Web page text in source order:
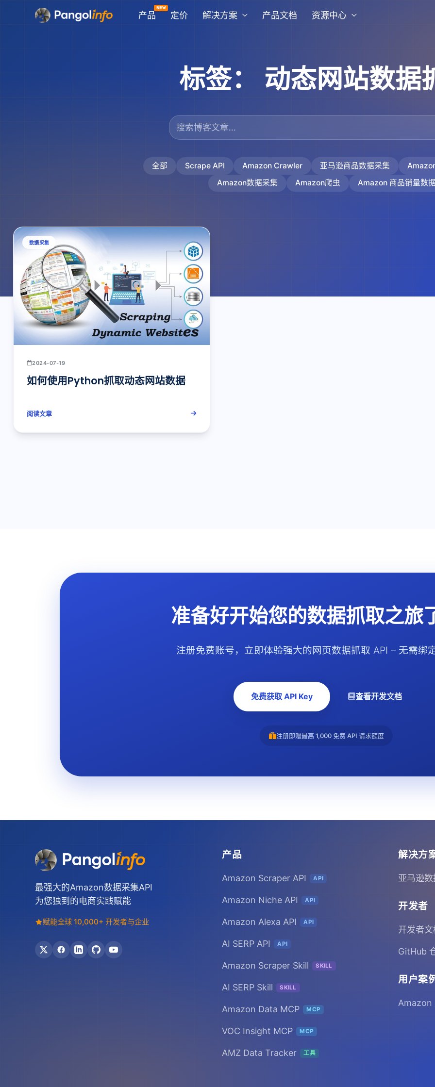
产品 定价 解决方案 产品文档 资源中心
标签： 动态网站数据
全部 Scrape API Amazon Crawler 亚马逊商品数据采集
Amazon数据采集
Amazon爬虫 Amazon 商品销量数
数据采集
2024-07-19
如何使用Python抓取动态网站数据
阅读文章
准备好开始您的数据抓取之旅
注册免费账号，立即体验强大的网页数据抓取 API – 无需绑
免费获取 API Key 查看开发文档
注册即赠最高 1,000 免费 API 请求额度
最强大的Amazon数据采集API
为您独到的电商实践赋能
赋能全球 10,000+ 开发者与企业
产品
Amazon Scraper API API
Amazon Niche API API
Amazon Alexa API API
AI SERP API API
Amazon Scraper Skill SKILL
AI SERP Skill SKILL
Amazon Data MCP MCP
VOC Insight MCP MCP
AMZ Data Tracker 工具
解决方
亚马逊
开发者
开发者
GitHub
用户案
Amazon